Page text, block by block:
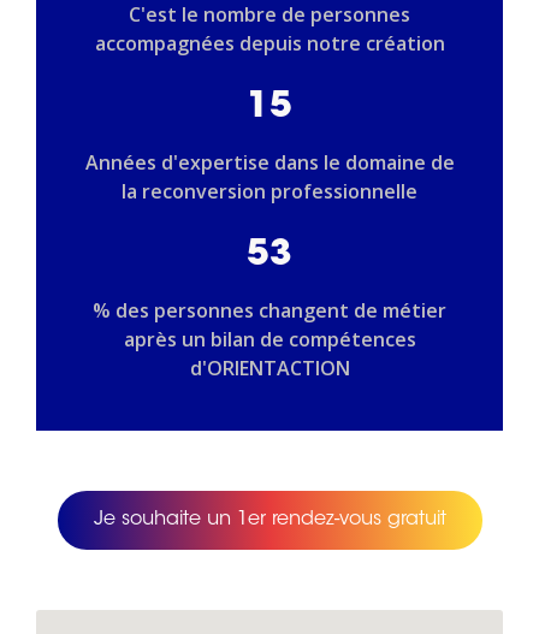
C'est le nombre de personnes
accompagnées depuis notre création
15
Années d'expertise dans le domaine de
la reconversion professionnelle
53
% des personnes changent de métier
après un bilan de compétences
d'ORIENTACTION
Je souhaite un 1er rendez-vous gratuit